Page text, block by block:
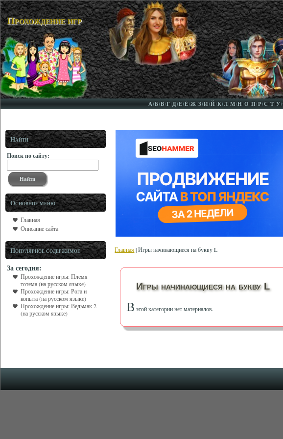
Прохождение игр
А Б В Г Д Е Ё Ж З И Й К Л М Н О П Р С Т У
Найти
Поиск по сайту:
Основное меню
Главная
Описание сайта
Популярное содержимое
За сегодня:
Прохождение игры: Племя
тотема (на русском языке)
Прохождение игры: Рога и
копыта (на русском языке)
Прохождение игры: Ведьмак 2
(на русском языке)
Главная| Игры начинающиеся на букву L
Игры начинающиеся на букву L
В этой категории нет материалов.